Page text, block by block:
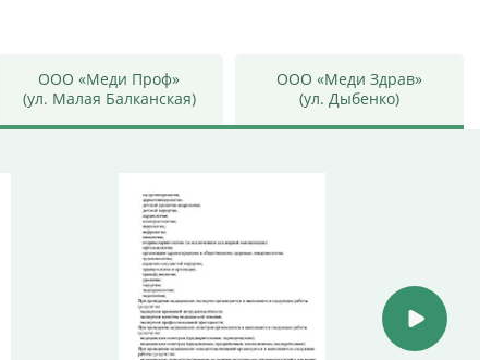
ООО «Меди Проф»
(ул. Малая Балканская)
ООО «Меди Здрав»
(ул. Дыбенко)